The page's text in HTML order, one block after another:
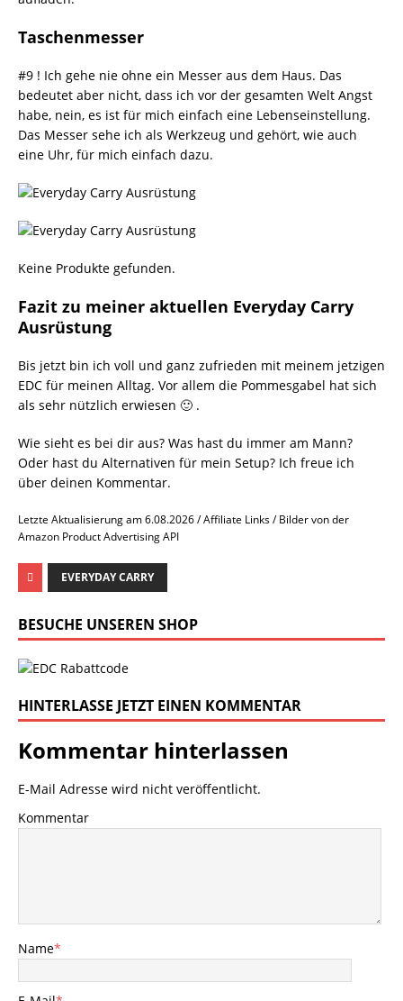
Taschenmesser
#9 ! Ich gehe nie ohne ein Messer aus dem Haus. Das
bedeutet aber nicht, dass ich vor der gesamten Welt Angst
habe, nein, es ist für mich einfach eine Lebenseinstellung.
Das Messer sehe ich als Werkzeug und gehört, wie auch
eine Uhr, für mich einfach dazu.
Keine Produkte gefunden.
Fazit zu meiner aktuellen Everyday Carry
Ausrüstung
Bis jetzt bin ich voll und ganz zufrieden mit meinem jetzigen
EDC für meinen Alltag. Vor allem die Pommesgabel hat sich
als sehr nützlich erwiesen 🙂 .
Wie sieht es bei dir aus? Was hast du immer am Mann?
Oder hast du Alternativen für mein Setup? Ich freue ich
über deinen Kommentar.
Letzte Aktualisierung am 6.08.2026 / Affiliate Links / Bilder von der
Amazon Product Advertising API
EVERYDAY CARRY
BESUCHE UNSEREN SHOP
HINTERLASSE JETZT EINEN KOMMENTAR
Kommentar hinterlassen
E-Mail Adresse wird nicht veröffentlicht.
Kommentar
Name*